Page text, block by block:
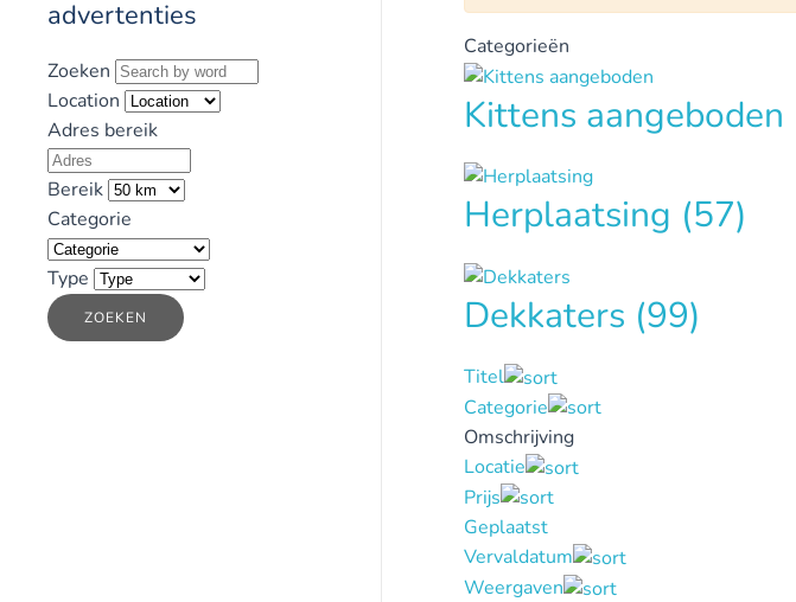
Categorieën
Kittens aangeboden
Herplaatsing (57)
Dekkaters (99)
Titel
Categorie
Omschrijving
Locatie
Prijs
Geplaatst
Vervaldatum
Weergaven
advertenties
Zoeken
Location
Adres bereik
Bereik
Categorie
Type
ZOEKEN